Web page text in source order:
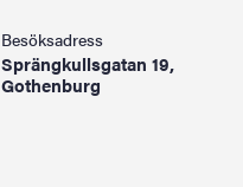
Besöksadress
Sprängkullsgatan 19,
Gothenburg